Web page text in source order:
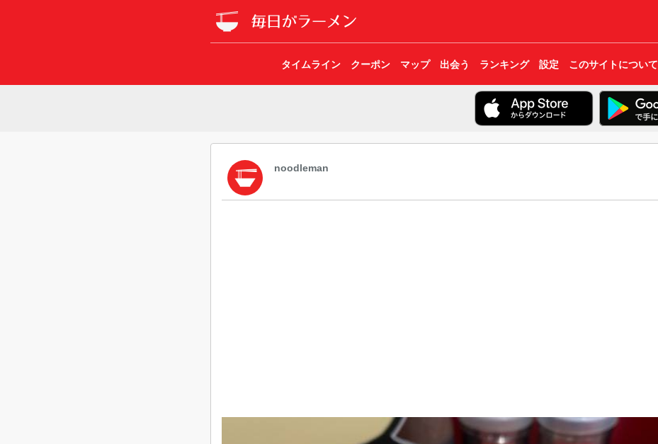
タイムライン クーポン マップ 出会う ランキング 設定 このサイトについて
noodleman